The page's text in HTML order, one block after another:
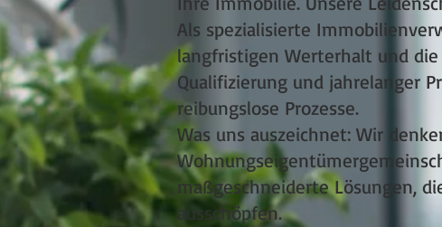
Als spezialisierte
langfristigen Werterhalt und
Qualifizierung und jahrelanger
reibungslose Prozesse.
Was uns auszeichnet: Wir
maßgeschneiderte Lösungen,
ausschöpfen.